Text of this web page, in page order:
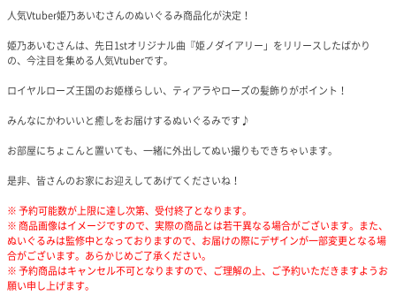
人気Vtuber姫乃あいむさんのぬいぐるみ商品化が決定！
姫乃あいむさんは、先日1stオリジナル曲『姫ノダイアリー」をリリースしたばかり
の、今注目を集める人気Vtuberです。
ロイヤルローズ王国のお姫様らしい、ティアラやローズの髪飾りがポイント！
みんなにかわいいと癒しをお届けするぬいぐるみです♪
お部屋にちょこんと置いても、一緒に外出してぬい撮りもできちゃいます。
是非、皆さんのお家にお迎えしてあげてくださいね！
※ 予約可能数が上限に達し次第、受付終了となります。
※ 商品画像はイメージですので、実際の商品とは若干異なる場合がございます。また、
ぬいぐるみは監修中となっておりますので、お届けの際にデザインが一部変更となる場
合がございます。あらかじめご了承ください。
※ 予約商品はキャンセル不可となりますので、ご理解の上、ご予約いただきますようお
願い申し上げます。